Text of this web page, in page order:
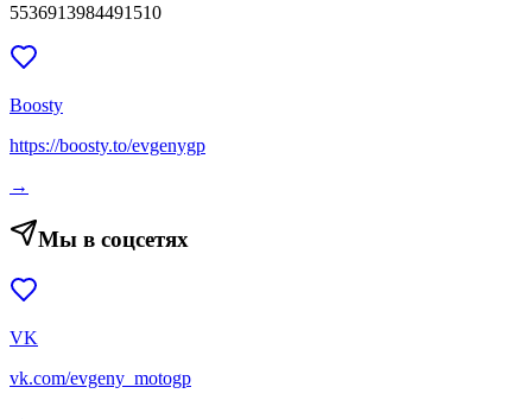
5536913984491510
Boosty
https://boosty.to/evgenygp
→
Мы в соцсетях
VK
vk.com/evgeny_motogp